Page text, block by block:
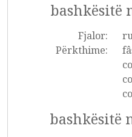
bashkësitë
Fjalor:
Përkthime:
bashkësitë